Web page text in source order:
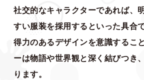
社交的なキャラクターであれば、
すい服装を採用するといった具合
得力のあるデザインを意識するこ
ーは物語や世界観と深く結びつき
ります。